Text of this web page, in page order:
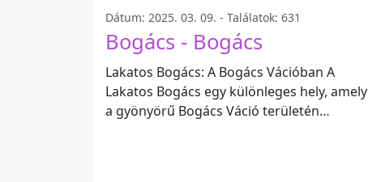
Dátum: 2025. 03. 09. - Találatok: 631
Bogács - Bogács
Lakatos Bogács: A Bogács Vációban A
Lakatos Bogács egy különleges hely, amely
a gyönyörű Bogács Váció területén